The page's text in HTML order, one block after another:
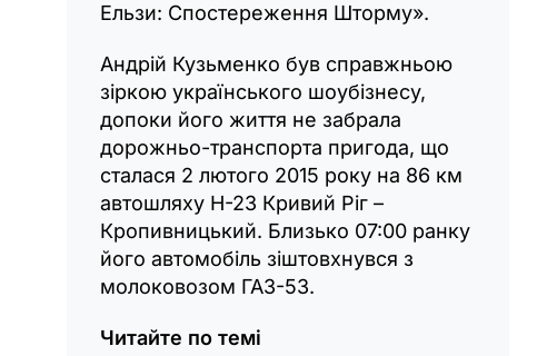
Ельзи: Спостереження Шторму».
Андрій Кузьменко був справжньою
зіркою українського шоубізнесу,
допоки його життя не забрала
дорожньо-транспорта пригода, що
сталася 2 лютого 2015 року на 86 км
автошляху Н-23 Кривий Ріг –
Кропивницький. Близько 07:00 ранку
його автомобіль зіштовхнувся з
молоковозом ГАЗ-53.
Читайте по темі